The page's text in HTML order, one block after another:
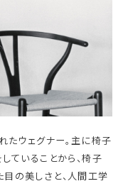
たウェグナー。主に椅子
ていることから、椅子
の美しさと、人間工学